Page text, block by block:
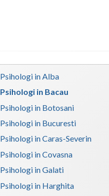
Psihologi in Alba
Psihologi in Bacau
Psihologi in Botosani
Psihologi in Bucuresti
Psihologi in Caras-Severin
Psihologi in Covasna
Psihologi in Galati
Psihologi in Harghita